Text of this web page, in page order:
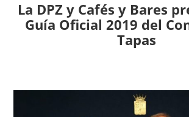
La DPZ y Cafés y Bares
Guía Oficial 2019 del
Tapas